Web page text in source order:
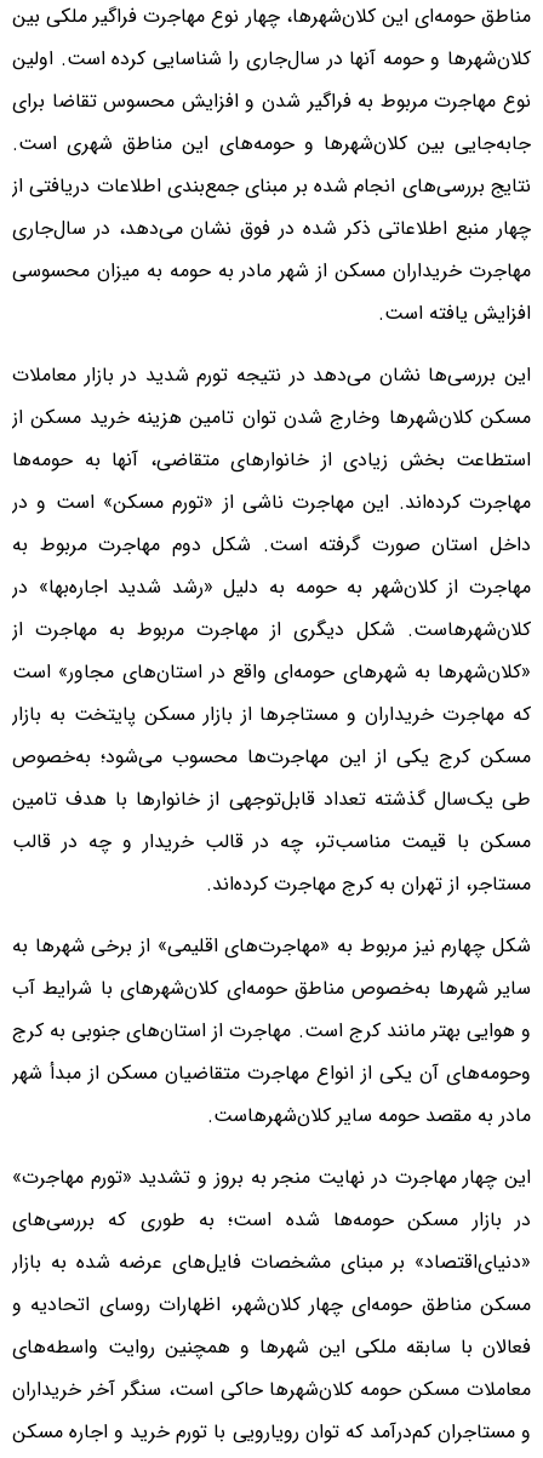
مناطق حومه‌‌‌ای این کلان‌شهرها، چهار نوع مهاجرت فراگیر ملکی بین
کلان‌شهرها و حومه آنها در سال‌جاری را شناسایی کرده است. اولین
نوع مهاجرت مربوط به فراگیر شدن و افزایش محسوس تقاضا برای
جابه‌‌‌جایی بین کلان‌شهرها و حومه‌‌‌های این مناطق شهری است.
نتایج بررسی‌‌‌های انجام شده بر مبنای جمع‌‌‌بندی اطلاعات دریافتی از
چهار منبع اطلاعاتی ذکر شده در فوق نشان می‌دهد، در سال‌جاری
مهاجرت خریداران مسکن از شهر مادر به حومه به میزان محسوسی
افزایش یافته است.
این بررسی‌‌‌ها نشان می‌دهد در نتیجه تورم شدید در بازار معاملات
مسکن کلان‌شهرها وخارج شدن توان تامین هزینه خرید مسکن از
استطاعت بخش زیادی از خانوارهای متقاضی، آنها به حومه‌‌‌ها
مهاجرت کرده‌‌‌اند. این مهاجرت ناشی از «تورم مسکن» است و در
داخل استان صورت گرفته است. شکل دوم مهاجرت مربوط به
مهاجرت از کلان‌شهر به حومه به دلیل «رشد شدید اجاره‌‌‌بها» در
کلان‌شهرهاست. شکل دیگری از مهاجرت مربوط به مهاجرت از
«کلان‌شهرها به شهرهای حومه‌‌‌ای واقع در استان‌‌‌های مجاور» است
که مهاجرت خریداران و مستاجرها از بازار مسکن پایتخت به بازار
مسکن کرج یکی از این مهاجرت‌‌‌ها محسوب می‌شود؛ به‌خصوص
طی یک‌سال گذشته تعداد قابل‌توجهی از خانوارها با هدف تامین
مسکن با قیمت مناسب‌‌‌تر، چه در قالب خریدار و چه در قالب
مستاجر، از تهران به کرج مهاجرت کرد‌‌‌ه‌‌‌اند.
شکل چهارم نیز مربوط به «مهاجرت‌‌‌های اقلیمی» از برخی شهرها به
سایر شهرها به‌خصوص مناطق حومه‌‌‌ای کلان‌شهرهای با شرایط آب
و هوایی بهتر مانند کرج است. مهاجرت از استان‌‌‌های جنوبی به کرج
وحومه‌‌‌های آن یکی از انواع مهاجرت متقاضیان مسکن از مبدأ شهر
مادر به مقصد حومه سایر کلان‌شهرهاست.
این چهار مهاجرت در نهایت منجر به بروز و تشدید «تورم مهاجرت»
در بازار مسکن حومه‌‌‌ها شده است؛ به طوری که بررسی‌‌‌های
«دنیای‌اقتصاد» بر مبنای مشخصات فایل‌‌‌های عرضه شده به بازار
مسکن مناطق حومه‌‌‌ای چهار کلان‌شهر، اظهارات روسای اتحادیه و
فعالان با سابقه ملکی این شهرها و همچنین روایت واسطه‌‌‌های
معاملات مسکن حومه کلان‌شهرها حاکی است، سنگر آخر خریداران
و مستاجران کم‌‌‌درآمد که توان رویارویی با تورم خرید و اجاره مسکن